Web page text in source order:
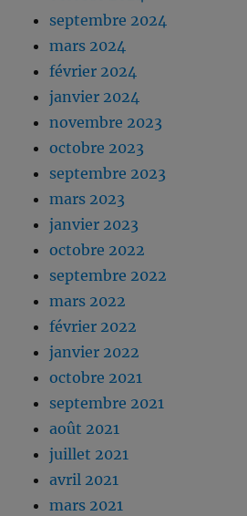
septembre 2024
mars 2024
février 2024
janvier 2024
novembre 2023
octobre 2023
septembre 2023
mars 2023
janvier 2023
octobre 2022
septembre 2022
mars 2022
février 2022
janvier 2022
octobre 2021
septembre 2021
août 2021
juillet 2021
avril 2021
mars 2021